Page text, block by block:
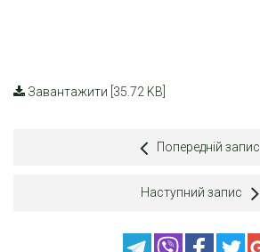
Завантажити [35.72 KB]
Попередній запис
Наступний запис